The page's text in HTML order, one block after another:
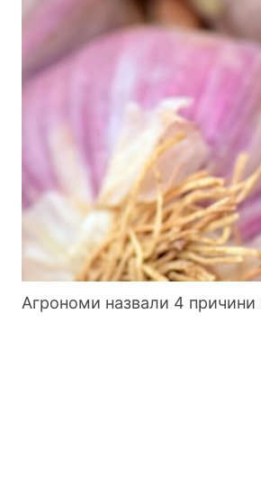
Агрономи назвали 4 причини